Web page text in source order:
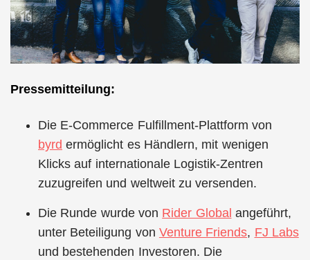
Pressemitteilung:
Die E-Commerce Fulfillment-Plattform von
byrd ermöglicht es Händlern, mit wenigen
Klicks auf internationale Logistik-Zentren
zuzugreifen und weltweit zu versenden.
Die Runde wurde von Rider Global angeführt,
unter Beteiligung von Venture Friends, FJ Labs
und bestehenden Investoren. Die